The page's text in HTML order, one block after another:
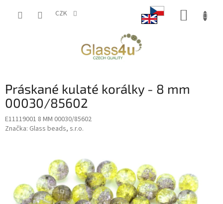
CZK
Práskané kulaté korálky - 8 mm
00030/85602
E11119001 8 MM 00030/85602
Značka: Glass beads, s.r.o.